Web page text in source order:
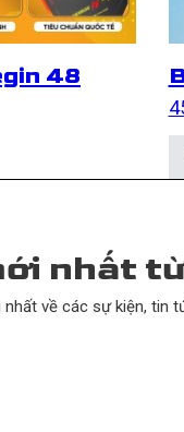
48
giá: từ 50.000
nhiều biến thể. Các tùy
nhất
về các sự kiện, tin